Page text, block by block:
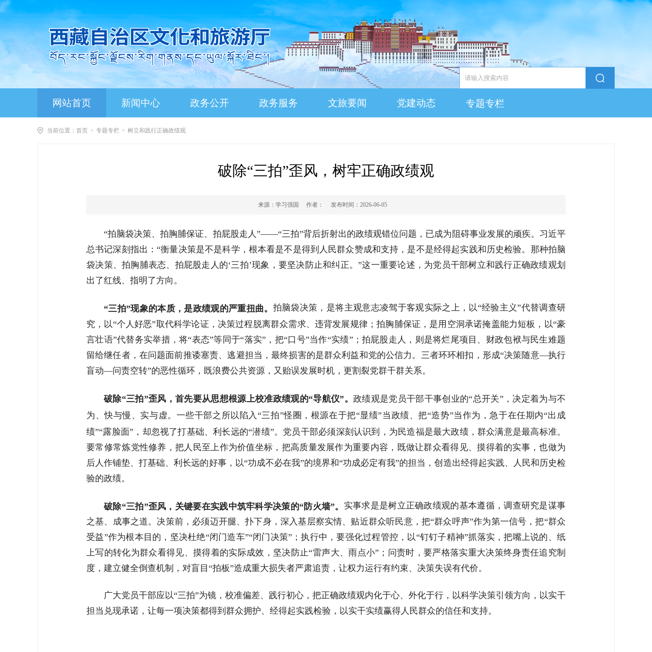
网站首页 新闻中心 政务公开 政务服务 文旅要闻 党建动态 专题专栏
当前位置： 首页 > 专题专栏 > 树立和践行正确政绩观
破除“三拍”歪风，树牢正确政绩观
来源： 学习强国 作者： 发布时间： 2026-06-05
“拍脑袋决策、拍胸脯保证、拍屁股走人”——“三拍”背后折射出的政绩观错位问题，已成为阻碍事业发展的顽疾。习近平
总书记深刻指出：“衡量决策是不是科学，根本看是不是得到人民群众赞成和支持，是不是经得起实践和历史检验。那种拍脑
袋决策、拍胸脯表态、拍屁股走人的‘三拍’现象，要坚决防止和纠正。”这一重要论述，为党员干部树立和践行正确政绩观划
出了红线、指明了方向。
“三拍”现象的本质，是政绩观的严重扭曲。 拍脑袋决策，是将主观意志凌驾于客观实际之上，以“经验主义”代替调查研
究，以“个人好恶”取代科学论证，决策过程脱离群众需求、违背发展规律；拍胸脯保证，是用空洞承诺掩盖能力短板，以“豪
言壮语”代替务实举措，将“表态”等同于“落实”，把“口号”当作“实绩”；拍屁股走人，则是将烂尾项目、财政包袱与民生难题
留给继任者，在问题面前推诿塞责、逃避担当，最终损害的是群众利益和党的公信力。三者环环相扣，形成“决策随意—执行
盲动—问责空转”的恶性循环，既浪费公共资源，又贻误发展时机，更割裂党群干群关系。
破除“三拍”歪风，首先要从思想根源上校准政绩观的“导航仪”。 政绩观是党员干部干事创业的“总开关”，决定着为与不
为、快与慢、实与虚。一些干部之所以陷入“三拍”怪圈，根源在于把“显绩”当政绩、把“造势”当作为，急于在任期内“出成
绩”“露脸面”，却忽视了打基础、利长远的“潜绩”。党员干部必须深刻认识到，为民造福是最大政绩，群众满意是最高标准。
要常修常炼党性修养，把人民至上作为价值坐标，把高质量发展作为重要内容，既做让群众看得见、摸得着的实事，也做为
后人作铺垫、打基础、利长远的好事，以“功成不必在我”的境界和“功成必定有我”的担当，创造出经得起实践、人民和历史检
验的政绩。
破除“三拍”歪风，关键要在实践中筑牢科学决策的“防火墙”。 实事求是是树立正确政绩观的基本遵循，调查研究是谋事
之基、成事之道。决策前，必须迈开腿、扑下身，深入基层察实情、贴近群众听民意，把“群众呼声”作为第一信号，把“群众
受益”作为根本目的，坚决杜绝“闭门造车”“闭门决策”；执行中，要强化过程管控，以“钉钉子精神”抓落实，把嘴上说的、纸
上写的转化为群众看得见、摸得着的实际成效，坚决防止“雷声大、雨点小”；问责时，要严格落实重大决策终身责任追究制
度，建立健全倒查机制，对盲目“拍板”造成重大损失者严肃追责，让权力运行有约束、决策失误有代价。
广大党员干部应以“三拍”为镜，校准偏差、践行初心，把正确政绩观内化于心、外化于行，以科学决策引领方向，以实干
担当兑现承诺，让每一项决策都得到群众拥护、经得起实践检验，以实干实绩赢得人民群众的信任和支持。